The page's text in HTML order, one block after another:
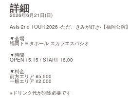
詳細
2026年6月21日(日)
AsIs 2nd TOUR 2026 -ただ、きみが好き-【福岡公演】
▼会場
福岡トヨタホール スカラエスパシオ
▼時間
OPEN 15:15 / START 16:00
▼料金
前方エリア ¥5,500
一般エリア ¥2,000
※ドリンク代が別途必要です